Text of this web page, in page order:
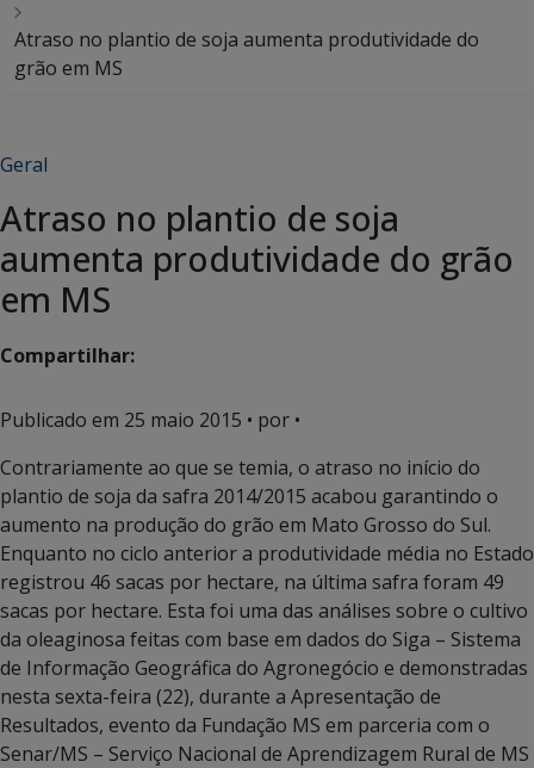
Atraso no plantio de soja aumenta produtividade do
grão em MS
Geral
Atraso no plantio de soja
aumenta produtividade do grão
em MS
Compartilhar:
Publicado em 25 maio 2015 • por •
Contrariamente ao que se temia, o atraso no início do
plantio de soja da safra 2014/2015 acabou garantindo o
aumento na produção do grão em Mato Grosso do Sul.
Enquanto no ciclo anterior a produtividade média no Estado
registrou 46 sacas por hectare, na última safra foram 49
sacas por hectare. Esta foi uma das análises sobre o cultivo
da oleaginosa feitas com base em dados do Siga – Sistema
de Informação Geográfica do Agronegócio e demonstradas
nesta sexta-feira (22), durante a Apresentação de
Resultados, evento da Fundação MS em parceria com o
Senar/MS – Serviço Nacional de Aprendizagem Rural de MS